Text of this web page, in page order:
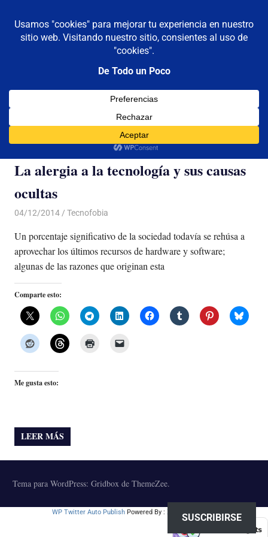
contenido
De todo un poco
Reflexiones,
Viajes
MENÚ
Categoría:Tecnofobia
La alergia a la tecnología y sus causas
ocultas
04/12/2014 Luis Castellanos
Tecnofobia
Un porcentaje significativo de la sociedad todavía se rehúsa a
aprovechar los últimos recursos de hardware y software;
algunas de las razones que originan esta
Comparte esto:
Me gusta esto:
LEER MÁS
Tema para WordPress: Gridbox de ThemeZee.
WP Twitter Auto Publish Powered By : XYZScripts.com
SUSCRIBIRSE